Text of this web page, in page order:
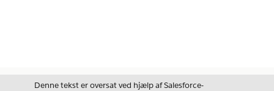
Denne tekst er oversat ved hjælp af Salesforce-